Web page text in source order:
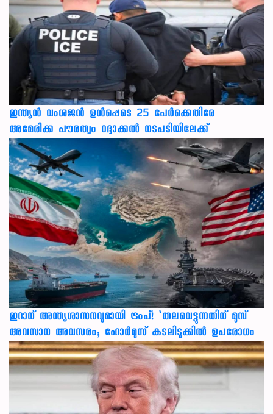
ഇന്ത്യന്‍ വംശജന്‍ ഉള്‍പ്പെടെ 25 പേര്‍ക്കെതിരേ
അമേരിക്ക പൗരത്വം റദ്ദാക്കല്‍ നടപടിയിലേക്ക്
ഇറാന് അന്ത്യശാസനവുമായി ട്രംപ്! ‘തലവെട്ടുന്നതിന് മുമ്പ്
അവസാന അവസരം; ഹോർമുസ് കടലിടുക്കിൽ ഉപരോധം